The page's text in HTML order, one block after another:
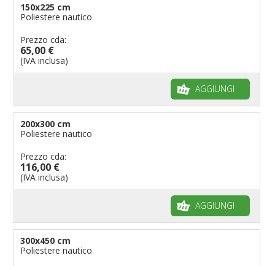
150x225 cm
Poliestere nautico
Prezzo cda:
65,00 €
(IVA inclusa)
AGGIUNGI
200x300 cm
Poliestere nautico
Prezzo cda:
116,00 €
(IVA inclusa)
AGGIUNGI
300x450 cm
Poliestere nautico